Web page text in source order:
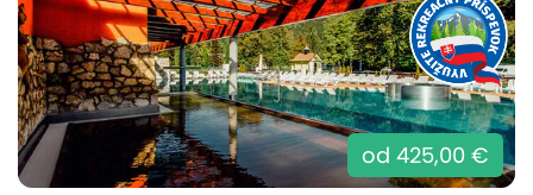
od 425,00 €